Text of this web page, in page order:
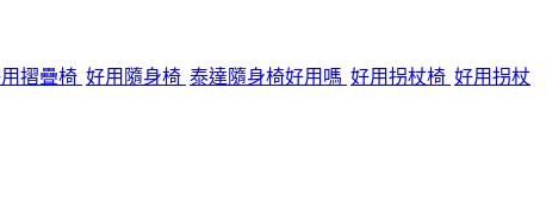
摺疊椅 好用隨身椅 泰達隨身椅好用嗎 好用拐杖椅 好用拐杖